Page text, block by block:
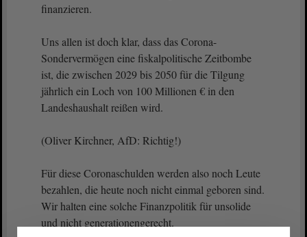
finanzieren.
Uns allen ist doch klar, dass das Corona-
Sondervermögen eine fiskalpolitische Zeitbombe
ist, die zwischen 2029 bis 2050 für die Tilgung
jährlich ein Loch von 100 Millionen € in den
Landeshaushalt reißen wird.
(Oliver Kirchner, AfD: Richtig!)
Für diese Coronaschulden werden also noch Leute
bezahlen, die heute noch nicht einmal geboren sind.
Wir halten eine solche Finanzpolitik für unsolide
und nicht generationengerecht.